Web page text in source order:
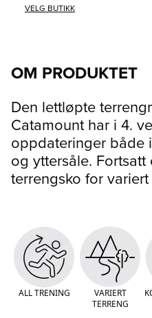
VELG BUTIKK
OM PRODUKTET
Den lettløpte
Catamount har i 4.
oppdateringer både
og yttersåle.
terrengsko for
ALL TRENING
VARIERT
TERRENG